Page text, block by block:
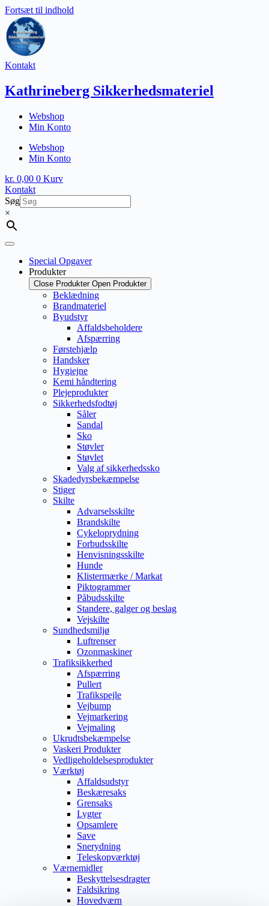
Fortsæt til indhold
Kontakt
Kathrineberg Sikkerhedsmateriel
Webshop
Min Konto
Webshop
Min Konto
kr. 0,00 0 Kurv
Kontakt
Søg
×
Special Opgaver
Produkter
Close Produkter Open Produkter
Beklædning
Brandmateriel
Byudstyr
Affaldsbeholdere
Afspærring
Førstehjælp
Handsker
Hygiejne
Kemi håndtering
Plejeprodukter
Sikkerhedsfodtøj
Såler
Sandal
Sko
Støvler
Støvlet
Valg af sikkerhedssko
Skadedyrsbekæmpelse
Stiger
Skilte
Advarselsskilte
Brandskilte
Cykeloprydning
Forbudsskilte
Henvisningsskilte
Hunde
Klistermærke / Markat
Piktogrammer
Påbudsskilte
Standere, galger og beslag
Vejskilte
Sundhedsmiljø
Luftrenser
Ozonmaskiner
Trafiksikkerhed
Afspærring
Pullert
Trafikspejle
Vejbump
Vejmarkering
Vejmaling
Ukrudtsbekæmpelse
Vaskeri Produkter
Vedligeholdelsesprodukter
Værktøj
Affaldsudstyr
Beskæresaks
Grensaks
Lygter
Opsamlere
Save
Snerydning
Teleskopværktøj
Værnemidler
Beskyttelsesdragter
Faldsikring
Hovedværn